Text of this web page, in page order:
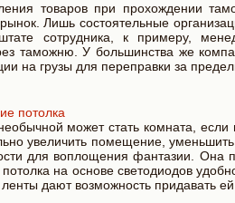
товаров при прохождении
Лишь состоятельные
сотрудника, к примеру,
таможню. У большинства же
на грузы для переправки за
потолка
может стать комната, если
увеличить помещение,
для воплощения фантазии. Она
на основе светодиодов
дают возможность придавать